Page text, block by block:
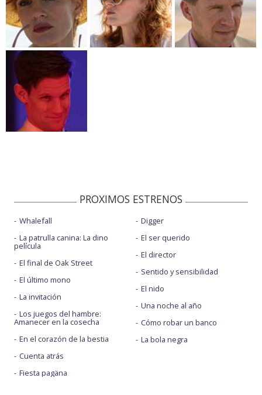
PROXIMOS ESTRENOS
Whalefall
La patrulla canina: La dino
película
El final de Oak Street
El último mono
La invitación
Los juegos del hambre:
Amanecer en la cosecha
En el corazón de la bestia
Cuenta atrás
Fiesta pagäna
Digger
El ser querido
El director
Sentido y sensibilidad
El nido
Una noche al año
Cómo robar un banco
La bola negra